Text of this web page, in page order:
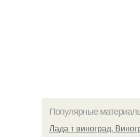
Популярные
Лада т виноград.